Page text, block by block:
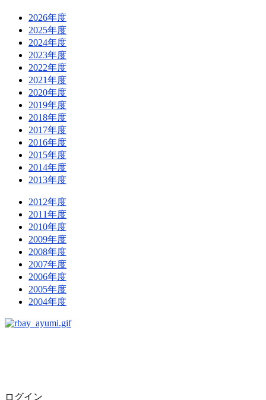
2026年度
2025年度
2024年度
2023年度
2022年度
2021年度
2020年度
2019年度
2018年度
2017年度
2016年度
2015年度
2014年度
2013年度
2012年度
2011年度
2010年度
2009年度
2008年度
2007年度
2006年度
2005年度
2004年度
ログイン